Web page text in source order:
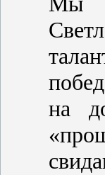
на